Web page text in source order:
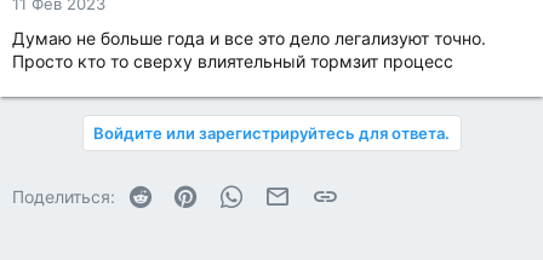
Думаю не больше года и все это дело легализуют точно.
Просто кто то сверху влиятельный тормзит процесс
Войдите или зарегистрируйтесь для ответа.
Поделиться: Reddit PinterestWhatsAppЭлектронная почта
Ссылка